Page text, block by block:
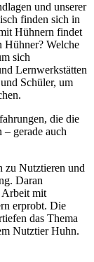
und unserer
finden sich in
Hühnern findet
Hühner? Welche
sich
Lernwerkstätten
Schüler, um
die die
gerade auch
zu Nutztieren und
Daran
Arbeit mit
erprobt. Die
das Thema
Nutztier Huhn.